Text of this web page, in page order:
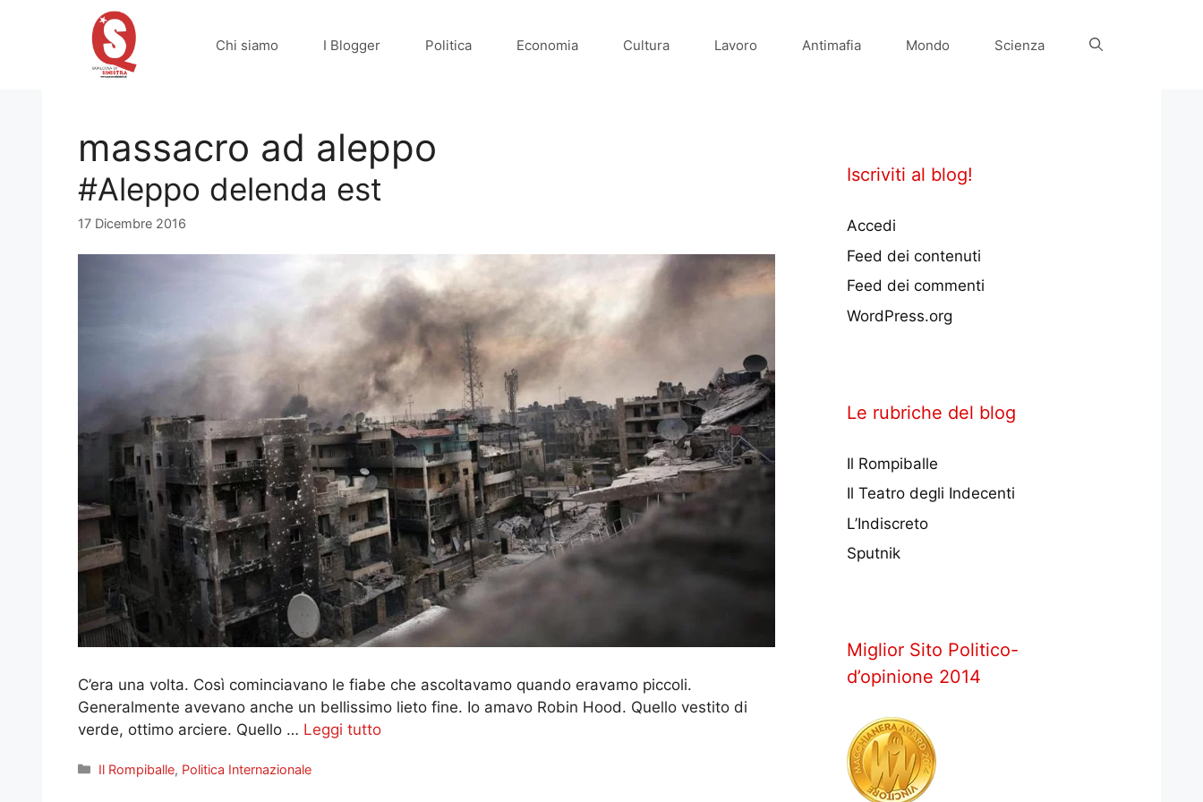
Chi siamo I Blogger Politica Economia Cultura Lavoro Antimafia Mondo Scienza
massacro ad aleppo
#Aleppo delenda est
17 Dicembre 2016
C’era una volta. Così cominciavano le fiabe che ascoltavamo quando eravamo piccoli.
Generalmente avevano anche un bellissimo lieto fine. Io amavo Robin Hood. Quello vestito di
verde, ottimo arciere. Quello … Leggi tutto
Categorie
Il Rompiballe, Politica Internazionale
Iscriviti al blog!
Accedi
Feed dei contenuti
Feed dei commenti
WordPress.org
Le rubriche del blog
Il Rompiballe
Il Teatro degli Indecenti
L’Indiscreto
Sputnik
Miglior Sito Politico-
d’opinione 2014